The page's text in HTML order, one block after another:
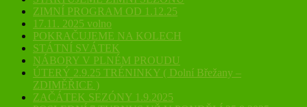
ZIMNÍ PROGRAM OD 1.12.25
17.11. 2025 volno
POKRAČUJEME NA KOLECH
STÁTNÍ SVÁTEK
NÁBORY V PLNÉM PROUDU
ÚTERÝ 2.9.25 TRÉNINKY ( Dolní Břežany –
ZDIMĚŘICE )
ZAČÁTEK SEZÓNY 1.9.2025